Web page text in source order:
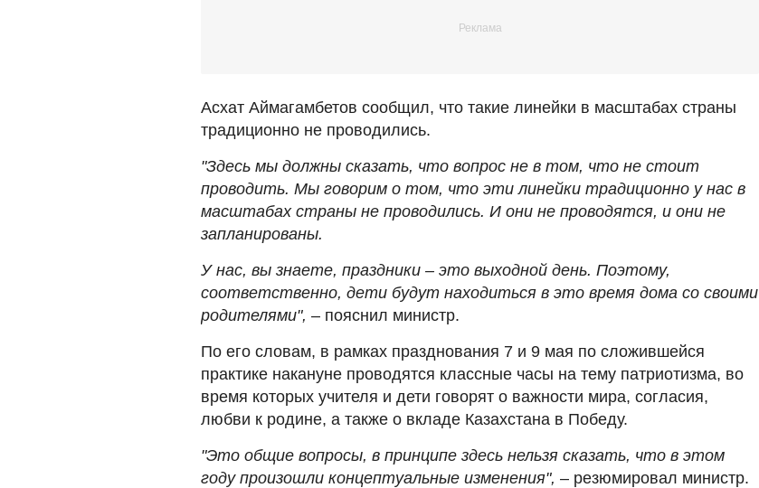
Асхат Аймагамбетов сообщил, что такие линейки в масштабах страны
традиционно не проводились.
"Здесь мы должны сказать, что вопрос не в том, что не стоит
проводить. Мы говорим о том, что эти линейки традиционно у нас в
масштабах страны не проводились. И они не проводятся, и они не
запланированы.
У нас, вы знаете, праздники – это выходной день. Поэтому,
соответственно, дети будут находиться в это время дома со своими
родителями", – пояснил министр.
По его словам, в рамках празднования 7 и 9 мая по сложившейся
практике накануне проводятся классные часы на тему патриотизма, во
время которых учителя и дети говорят о важности мира, согласия,
любви к родине, а также о вкладе Казахстана в Победу.
"Это общие вопросы, в принципе здесь нельзя сказать, что в этом
году произошли концептуальные изменения", – резюмировал министр.